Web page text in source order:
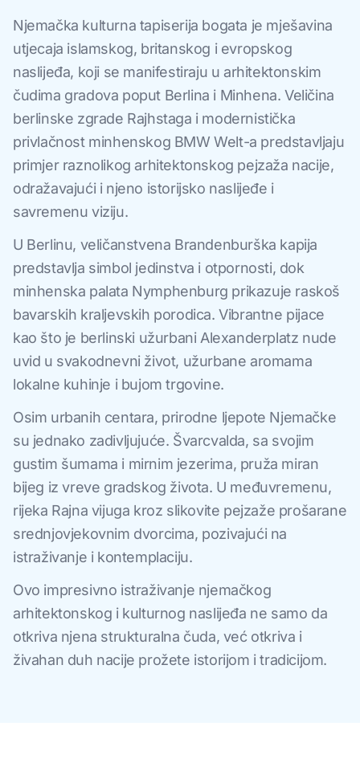
Njemačka kulturna tapiserija bogata je mješavina
utjecaja islamskog, britanskog i evropskog
naslijeđa, koji se manifestiraju u arhitektonskim
čudima gradova poput Berlina i Minhena. Veličina
berlinske zgrade Rajhstaga i modernistička
privlačnost minhenskog BMW Welt-a predstavljaju
primjer raznolikog arhitektonskog pejzaža nacije,
odražavajući i njeno istorijsko naslijeđe i
savremenu viziju.
U Berlinu, veličanstvena Brandenburška kapija
predstavlja simbol jedinstva i otpornosti, dok
minhenska palata Nymphenburg prikazuje raskoš
bavarskih kraljevskih porodica. Vibrantne pijace
kao što je berlinski užurbani Alexanderplatz nude
uvid u svakodnevni život, užurbane aromama
lokalne kuhinje i bujom trgovine.
Osim urbanih centara, prirodne ljepote Njemačke
su jednako zadivljujuće. Švarcvalda, sa svojim
gustim šumama i mirnim jezerima, pruža miran
bijeg iz vreve gradskog života. U međuvremenu,
rijeka Rajna vijuga kroz slikovite pejzaže prošarane
srednjovjekovnim dvorcima, pozivajući na
istraživanje i kontemplaciju.
Ovo impresivno istraživanje njemačkog
arhitektonskog i kulturnog naslijeđa ne samo da
otkriva njena strukturalna čuda, već otkriva i
živahan duh nacije prožete istorijom i tradicijom.